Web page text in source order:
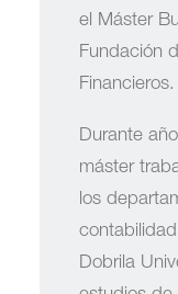
el Máster
Fundación
Financieros.
Durante
máster
los
Dobrila